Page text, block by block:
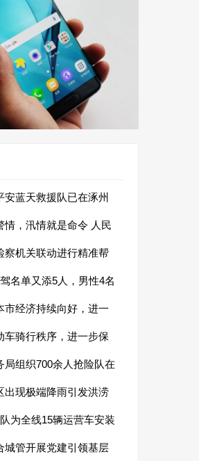
安蓝天救援队已在涿州
情，汛情就是命令 人民
察机关联动进行精准帮
名单又添5人，男性4名
市经济持续向好，进一
车骑行秩序，进一步保
局组织700余人抢险队在
出现极端降雨引发洪涝
为全线15辆运营车安装
城管开展党建引领基层